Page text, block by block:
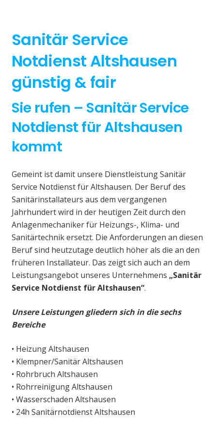
Sanitär Service
Notdienst Altshausen
günstig & fair
Sie rufen – Sanitär Service
Notdienst für Altshausen
kommt
Gemeint ist damit unsere Dienstleistung Sanitär
Service Notdienst für Altshausen. Der Beruf des
Sanitärinstallateurs aus dem vergangenen
Jahrhundert wird in der heutigen Zeit durch den
Anlagenmechaniker für Heizungs-, Klima- und
Sanitärtechnik ersetzt. Die Anforderungen an diesen
Beruf sind heutzutage deutlich höher als die an den
früheren Installateur. Das zeigt sich auch an dem
Leistungsangebot unseres Unternehmens „Sanitär
Service Notdienst für Altshausen“.
Unsere Leistungen gliedern sich in die sechs
Bereiche
• Heizung Altshausen
• Klempner/Sanitär Altshausen
• Rohrbruch Altshausen
• Rohrreinigung Altshausen
• Wasserschaden Altshausen
• 24h Sanitärnotdienst Altshausen